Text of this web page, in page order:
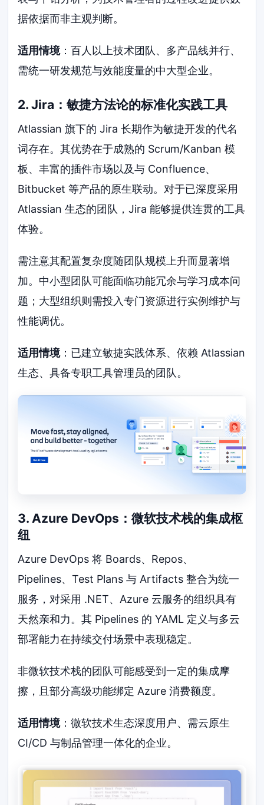
据依据而非主观判断。
适用情境：百人以上技术团队、多产品线并行、
需统一研发规范与效能度量的中大型企业。
2. Jira：敏捷方法论的标准化实践工具
Atlassian 旗下的 Jira 长期作为敏捷开发的代名
词存在。其优势在于成熟的 Scrum/Kanban 模
板、丰富的插件市场以及与 Confluence、
Bitbucket 等产品的原生联动。对于已深度采用
Atlassian 生态的团队，Jira 能够提供连贯的工具
体验。
需注意其配置复杂度随团队规模上升而显著增
加。中小型团队可能面临功能冗余与学习成本问
题；大型组织则需投入专门资源进行实例维护与
性能调优。
适用情境：已建立敏捷实践体系、依赖 Atlassian
生态、具备专职工具管理员的团队。
3. Azure DevOps：微软技术栈的集成枢
纽
Azure DevOps 将 Boards、Repos、
Pipelines、Test Plans 与 Artifacts 整合为统一
服务，对采用 .NET、Azure 云服务的组织具有
天然亲和力。其 Pipelines 的 YAML 定义与多云
部署能力在持续交付场景中表现稳定。
非微软技术栈的团队可能感受到一定的集成摩
擦，且部分高级功能绑定 Azure 消费额度。
适用情境：微软技术生态深度用户、需云原生
CI/CD 与制品管理一体化的企业。